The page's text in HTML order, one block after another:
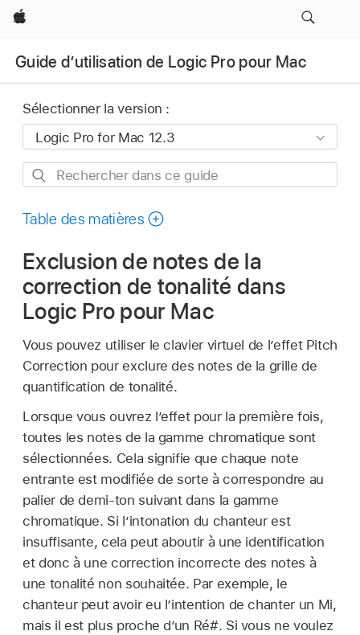
Apple
Guide d’utilisation de Logic Pro pour Mac
Sélectionner la version :
Rechercher
ce
Table des matières
Exclusion de notes de la
correction de tonalité dans
Logic Pro pour Mac
Vous pouvez utiliser le clavier virtuel de l’effet Pitch
Correction pour exclure des notes de la grille de
quantification de tonalité.
Lorsque vous ouvrez l’effet pour la première fois,
toutes les notes de la gamme chromatique sont
sélectionnées. Cela signifie que chaque note
entrante est modifiée de sorte à correspondre au
palier de demi-ton suivant dans la gamme
chromatique. Si l’intonation du chanteur est
insuffisante, cela peut aboutir à une identification
et donc à une correction incorrecte des notes à
une tonalité non souhaitée. Par exemple, le
chanteur peut avoir eu l’intention de chanter un Mi,
mais il est plus proche d’un Ré#. Si vous ne voulez